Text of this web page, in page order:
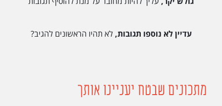
עדיין לא נוספו תגובות,לא תהיו הראשונים להגיב?
מתכונים שבטח יעניינו אותך